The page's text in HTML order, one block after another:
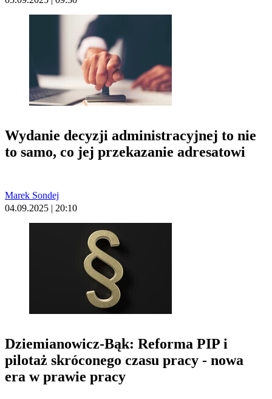
Wydanie decyzji administracyjnej to nie
to samo, co jej przekazanie adresatowi
Marek Sondej
04.09.2025 | 20:10
Dziemianowicz-Bąk: Reforma PIP i
pilotaż skróconego czasu pracy - nowa
era w prawie pracy